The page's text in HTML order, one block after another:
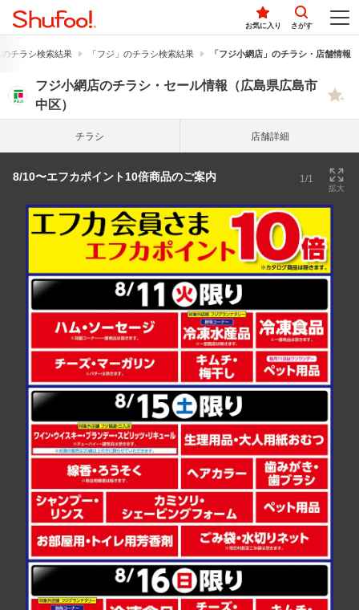
お気に入り さがす
チラシ検索結果 「フジ」のチラシ検索結果 「フジ小網店」のチラシ・店舗情報
フジ小網店のチラシ・セール情報（広島県広島市
中区）
チラシ 店舗詳細
8/10〜エフカポイント10倍商品のご案内 1/1
拡大